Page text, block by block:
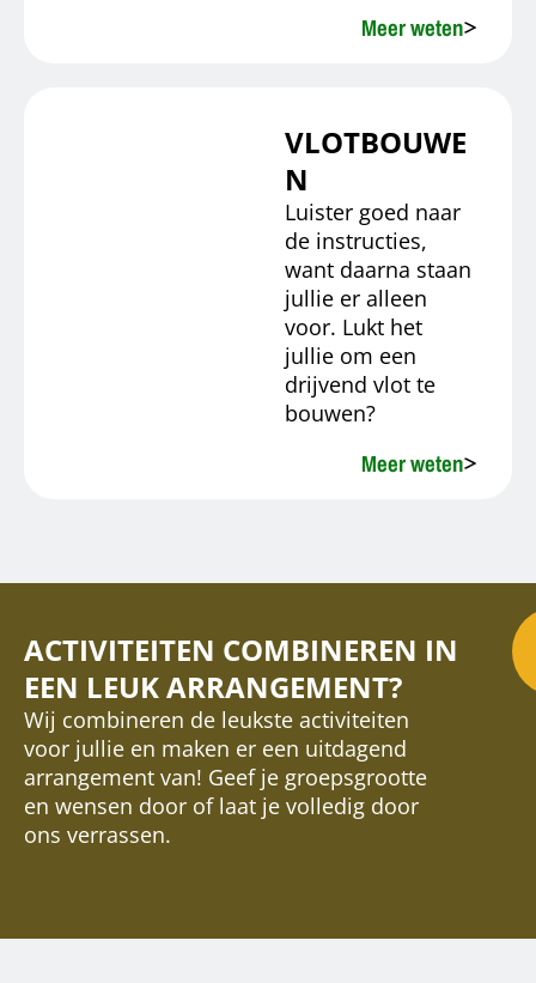
Meer weten
VLOTBOUWE
N
Luister goed naar
de instructies,
want daarna staan
jullie er alleen
voor. Lukt het
jullie om een
drijvend vlot te
bouwen?
Meer weten
ACTIVITEITEN COMBINEREN IN
EEN LEUK ARRANGEMENT?
Wij combineren de leukste activiteiten
voor jullie en maken er een uitdagend
arrangement van! Geef je groepsgrootte
en wensen door of laat je volledig door
ons verrassen.